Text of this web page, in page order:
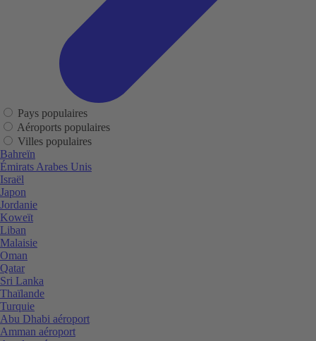
Pays populaires
Aéroports populaires
Villes populaires
Bahreïn
Émirats Arabes Unis
Israël
Japon
Jordanie
Koweït
Liban
Malaisie
Oman
Qatar
Sri Lanka
Thaïlande
Turquie
Abu Dhabi aéroport
Amman aéroport